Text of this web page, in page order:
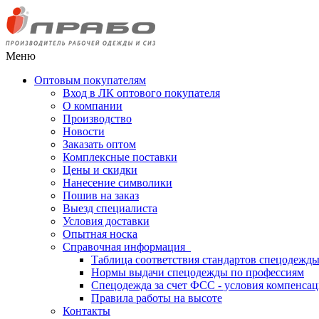
Меню
Оптовым покупателям
Вход в ЛК оптового покупателя
О компании
Производство
Новости
Заказать оптом
Комплексные поставки
Цены и скидки
Нанесение символики
Пошив на заказ
Выезд специалиста
Условия доставки
Опытная носка
Справочная информация
Таблица соответствия стандартов спецодежды
Нормы выдачи спецодежды по профессиям
Спецодежда за счет ФСС - условия
Правила работы на высоте
Контакты